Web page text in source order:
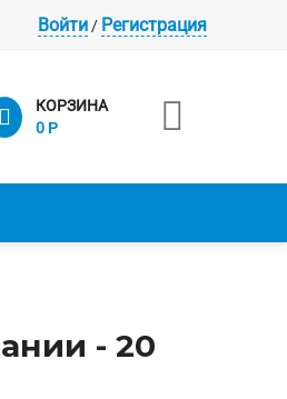
Войти/ Регистрация
КОРЗИНА
0 Р 
- 20